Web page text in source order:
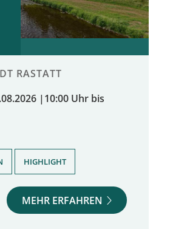
RASTATT
| 10:00 Uhr bis
HIGHLIGHT
MEHR ERFAHREN